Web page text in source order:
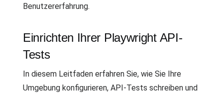
Benutzererfahrung.
Einrichten Ihrer Playwright API-
Tests
In diesem Leitfaden erfahren Sie, wie Sie Ihre
Umgebung konfigurieren, API-Tests schreiben und